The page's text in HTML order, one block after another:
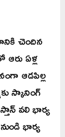
చెందిన
ఏళ్ల
ఆడపిల్ల
స్కానింగ్
వలి భార్య
భార్య